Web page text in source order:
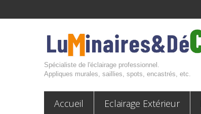
Spécialiste de l'éclairage professionnel.
Appliques murales, saillies, spots, encastrés, etc.
Accueil Eclairage Extérieur